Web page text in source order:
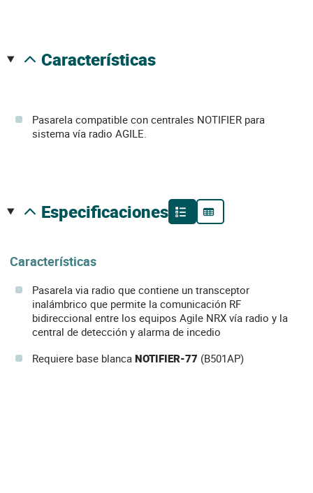
características
Pasarela compatible con centrales NOTIFIER para
sistema vía radio AGILE.
especificaciones
Características
Pasarela via radio que contiene un transceptor
inalámbrico que permite la comunicación RF
bidireccional entre los equipos Agile NRX vía radio y la
central de detección y alarma de incedio
Requiere base blanca NOTIFIER-77 (B501AP)